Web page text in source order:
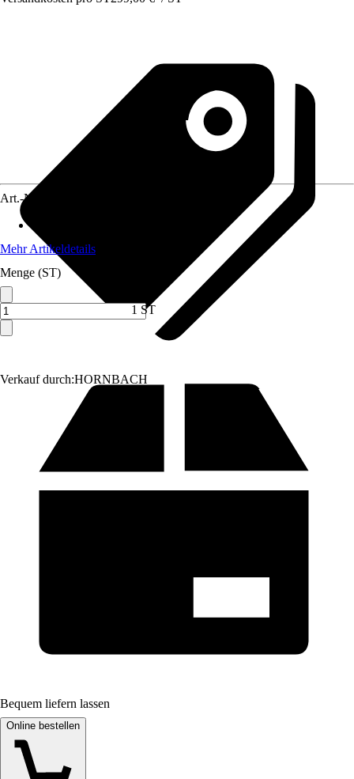
Verkauf durch:HORNBACH
Art.-Nr.
Mehr Artikeldetails
Menge (ST)
1 ST
Bequem liefern lassen
Online bestellen